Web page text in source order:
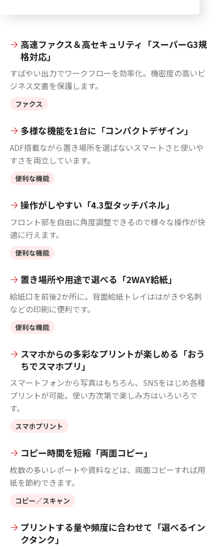
高速ファクス＆高セキュリティ「スーパーG3規
格対応」
すばやい出力でワークフローを効率化。機密度の高いビ
ジネス文書を保護します。
ファクス
多様な機能を1台に「コンパクトデザイン」
ADF搭載ながら置き場所を選ばないスマートさと使いや
すさを両立しています。
便利な機能
操作がしやすい「4.3型タッチパネル」
フロント部を自由に角度調整できるので様々な操作が快
適に行えます。
便利な機能
置き場所や用途で選べる「2WAY給紙」
給紙口を前後2か所に。背面給紙トレイははがきや名刺
などの印刷に便利です。
便利な機能
スマホからの多彩なプリントが楽しめる「おう
ちでスマホプリ」
スマートフォンから写真はもちろん、SNSをはじめ各種
プリントが可能。使い方次第で楽しみ方はいろいろで
す。
スマホプリント
コピー時間を短縮「両面コピー」
枚数の多いレポートや資料などは、両面コピーすれば用
紙を節約できます。
コピー／スキャン
プリントする量や頻度に合わせて「選べるイン
クタンク」